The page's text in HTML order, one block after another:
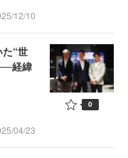
12/10
“世
経緯
04/23
0